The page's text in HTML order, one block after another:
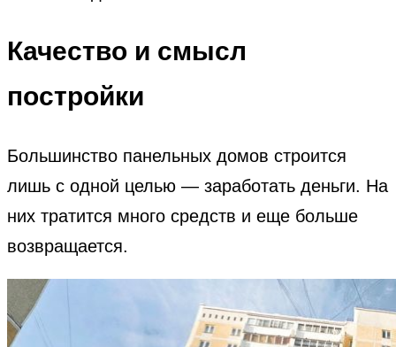
Качество и смысл
постройки
Большинство панельных домов строится
лишь с одной целью — заработать деньги. На
них тратится много средств и еще больше
возвращается.